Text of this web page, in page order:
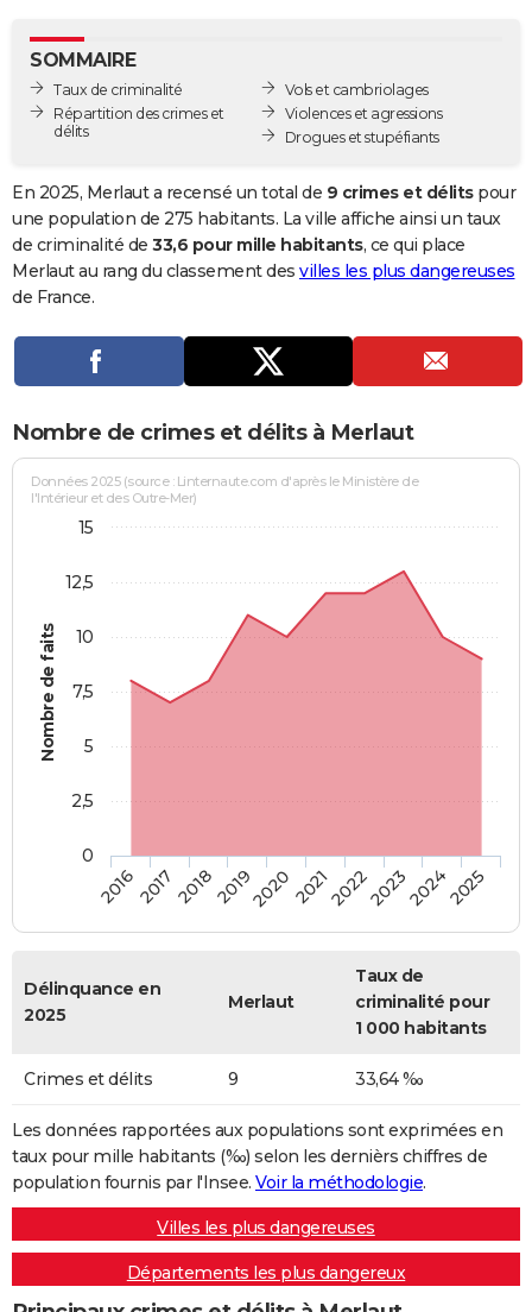
GUIDES D'ACHAT
BONS PLANS
Carte de Noël
Carte Bonne année
Carte Saint-Valentin
Carte Pâques
Carte d'anniversaire
DICTIONNAIRE
Dictionnaire
Biographies
Citations
Expressions
Proverbes
PROGRAMME TV
Se connecter
Entreprises
Service militaire
Avis de recherche
AVIS DE DÉCÈS
Bricolage
Lifestyle
Culture
Sport
Auto
Television
Voyage
Cinema
SOMMAIRE
Taux de criminalité
Répartition des crimes et
délits
Vols et cambriolages
Violences et agressions
Drogues et stupéfiants
En 2025, Merlaut a recensé un total de 9 crimes et délitspour
une population de 275 habitants. La ville affiche ainsi un taux
de criminalité de 33,6 pour mille habitants, ce qui place
Merlaut au rang du classement des villes les plus dangereuses
de France.
Nombre de crimes et délits à Merlaut
Nombre de faits
Données 2025 (source : Linternaute.com d'après le Ministère de
l'Intérieur et des Outre-Mer)
2016201720182019202020212022202320242025
0
2,5
5
7,5
10
12,5
15
Délinquance en
2025
Merlaut
Taux de
criminalité pour
1 000 habitants
Crimes et délits 9 33,64 ‰
Les données rapportées aux populations sont exprimées en
taux pour mille habitants (‰) selon les dernièrs chiffres de
population fournis par l'Insee. Voir la méthodologie.
Villes les plus dangereuses
Départements les plus dangereux